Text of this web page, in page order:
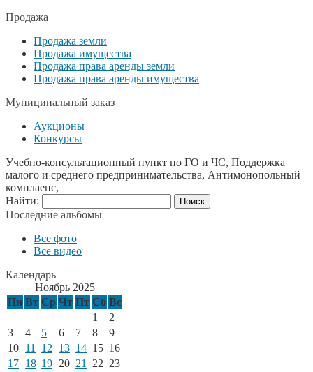
Продажа
Продажа земли
Продажа имущества
Продажа права аренды земли
Продажа права аренды имущества
Муниципальный заказ
Аукционы
Конкурсы
Учебно-консультационный пункт по ГО и ЧС, Поддержка
малого и среднего предпринимательства, Антимонопольный
комплаенс,
Найти:
Последние альбомы
Все фото
Все видео
Календарь
Ноябрь 2025
Пн Вт Ср Чт Пт Сб Вс
1
2
3
4 5 6 7 8
9
10 11 12 13 14 15 16
17 18 19 20 21 22 23